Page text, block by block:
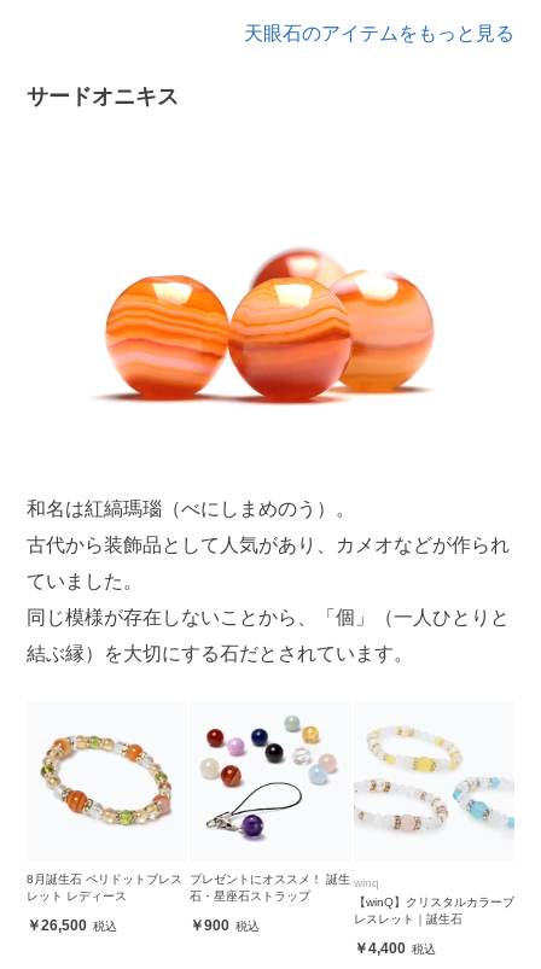
天眼石のアイテムをもっと見る
サードオニキス
和名は紅縞瑪瑙（べにしまめのう）。
古代から装飾品として人気があり、カメオなどが作られ
ていました。
同じ模様が存在しないことから、「個」（一人ひとりと
結ぶ縁）を大切にする石だとされています。
8月誕生石 ペリドットブレス
レット レディース
26,500
プレゼントにオススメ！ 誕生
石・星座石ストラップ
900
winq
【winQ】クリスタルカラーブ
レスレット｜誕生石
4,400